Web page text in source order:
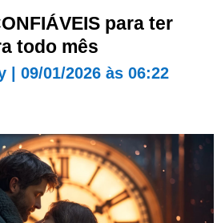
para ter
todo mês
| 09/01/2026 às 06:22